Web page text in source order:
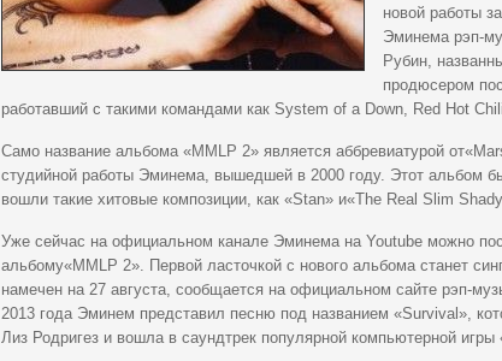
новой работы
Эминема рэп-
Рубин,
продюсером
работавший с такими командами как System of a Down, Red Hot
Само название альбома «MMLP 2» является аббревиатурой
студийной работы Эминема, вышедшей в 2000 году. Этот альбом
вошли такие хитовые композиции, как «Stan» и«The Real Slim
Уже сейчас на официальном канале Эминема на Youtube можно
альбому«MMLP 2». Первой ласточкой с нового альбома станет
намечен на 27 августа, сообщается на официальном сайте рэп-
2013 года Эминем представил песню под названием «Survival»,
Лиз Родригез и вошла в саундтрек популярной компьютерной